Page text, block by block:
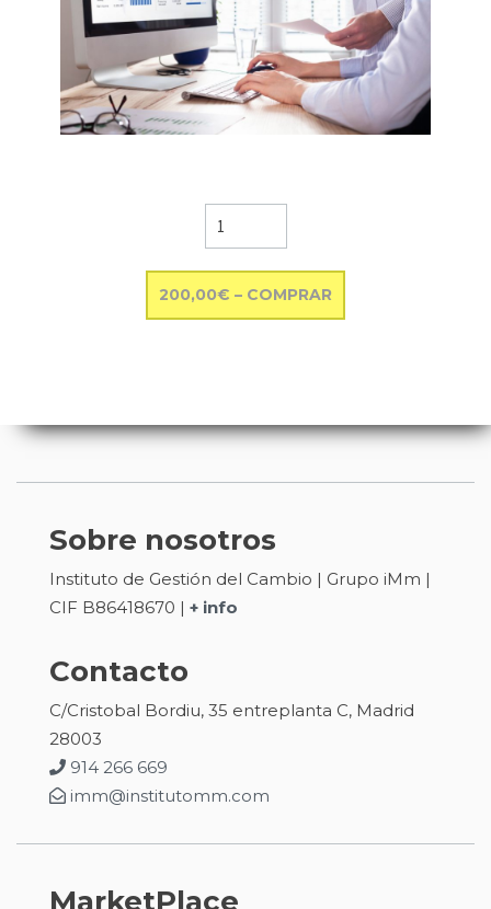
200,00€ – COMPRAR
Sobre nosotros
Instituto de Gestión del Cambio | Grupo iMm |
CIF B86418670 | + info
Contacto
C/Cristobal Bordiu, 35 entreplanta C, Madrid
28003
914 266 669
imm@institutomm.com
MarketPlace